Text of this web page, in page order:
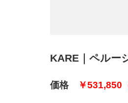
KARE｜ペルー
価格 ￥531,850